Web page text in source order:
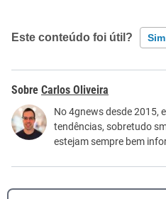
Este conteúdo foi útil? Sim
Este conteúdo contém
Este conteúdo não tem a
Outro
Carlos Oliveira
No 4gnews desde 2015,
tendências, sobretudo
estejam sempre bem